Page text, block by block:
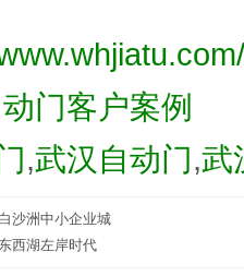
门客户案例
,武汉自动门,武
沙洲中小企业城
西湖左岸时代